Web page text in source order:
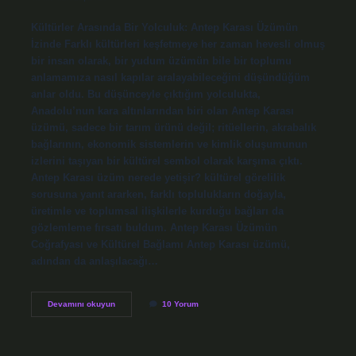
Kültürler Arasında Bir Yolculuk: Antep Karası Üzümün
İzinde Farklı kültürleri keşfetmeye her zaman hevesli olmuş
bir insan olarak, bir yudum üzümün bile bir toplumu
anlamamıza nasıl kapılar aralayabileceğini düşündüğüm
anlar oldu. Bu düşünceyle çıktığım yolculukta,
Anadolu’nun kara altınlarından biri olan Antep Karası
üzümü, sadece bir tarım ürünü değil; ritüellerin, akrabalık
bağlarının, ekonomik sistemlerin ve kimlik oluşumunun
izlerini taşıyan bir kültürel sembol olarak karşıma çıktı.
Antep Karası üzüm nerede yetişir? kültürel görelilik
sorusuna yanıt ararken, farklı toplulukların doğayla,
üretimle ve toplumsal ilişkilerle kurduğu bağları da
gözlemleme fırsatı buldum. Antep Karası Üzümün
Coğrafyası ve Kültürel Bağlamı Antep Karası üzümü,
adından da anlaşılacağı…
Devamını okuyunAntep
10 Yorum